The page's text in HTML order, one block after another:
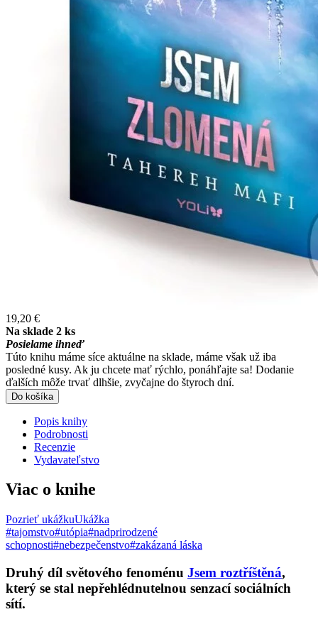
19,20 €
Na sklade 2 ks
Posielame ihneď
Túto knihu máme síce aktuálne na sklade, máme však už iba
posledné kusy. Ak ju chcete mať rýchlo, ponáhľajte sa! Dodanie
ďalších môže trvať dlhšie, zvyčajne do štyroch dní.
Do košíka
Popis knihy
Podrobnosti
Recenzie
Vydavateľstvo
Viac o knihe
Pozrieť ukážkuUkážka
#tajomstvo#utópia#nadprirodzené
schopnosti#nebezpečenstvo#zakázaná láska
Druhý díl světového fenoménu Jsem roztříštěná,
který se stal nepřehlédnutelnou senzací sociálních
sítí.